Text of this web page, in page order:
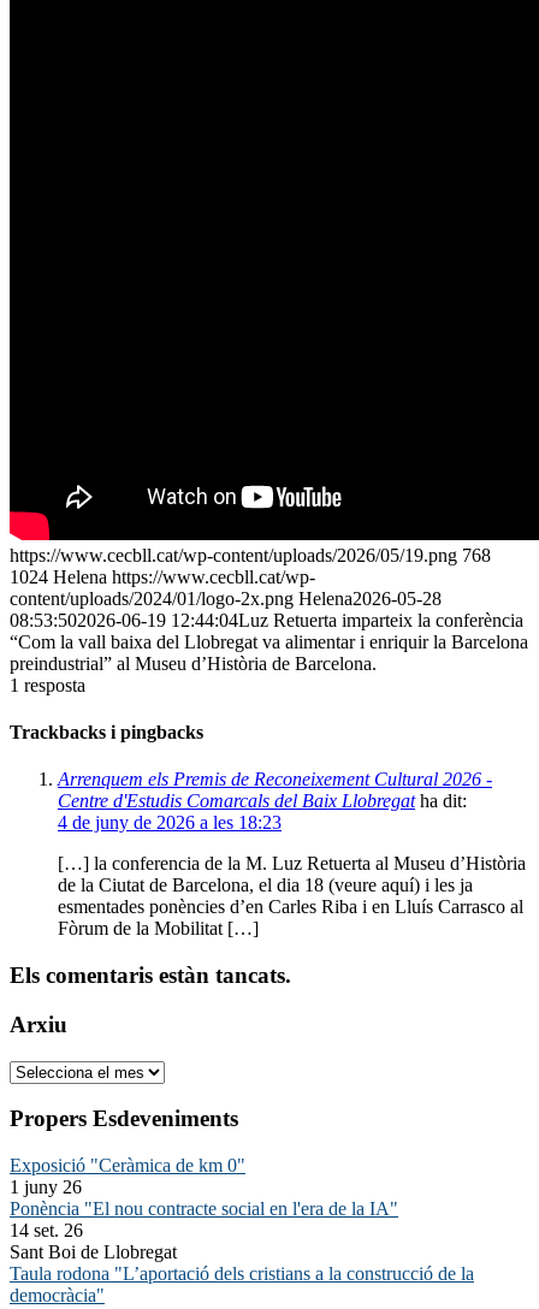
https://www.cecbll.cat/wp-content/uploads/2026/05/19.png 768
1024 Helena https://www.cecbll.cat/wp-
content/uploads/2024/01/logo-2x.png Helena2026-05-28
08:53:502026-06-19 12:44:04Luz Retuerta imparteix la conferència
“Com la vall baixa del Llobregat va alimentar i enriquir la Barcelona
preindustrial” al Museu d’Història de Barcelona.
1 resposta
Trackbacks i pingbacks
Arrenquem els Premis de Reconeixement Cultural 2026 -
Centre d'Estudis Comarcals del Baix Llobregat ha dit:
4 de juny de 2026 a les 18:23
[…] la conferencia de la M. Luz Retuerta al Museu d’Història
de la Ciutat de Barcelona, el dia 18 (veure aquí) i les ja
esmentades ponències d’en Carles Riba i en Lluís Carrasco al
Fòrum de la Mobilitat […]
Els comentaris estàn tancats.
Arxiu
Arxiu
Propers Esdeveniments
Exposició "Ceràmica de km 0"
1 juny 26
Ponència "El nou contracte social en l'era de la IA"
14 set. 26
Sant Boi de Llobregat
Taula rodona "L’aportació dels cristians a la construcció de la
democràcia"